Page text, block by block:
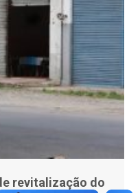
revitalização do